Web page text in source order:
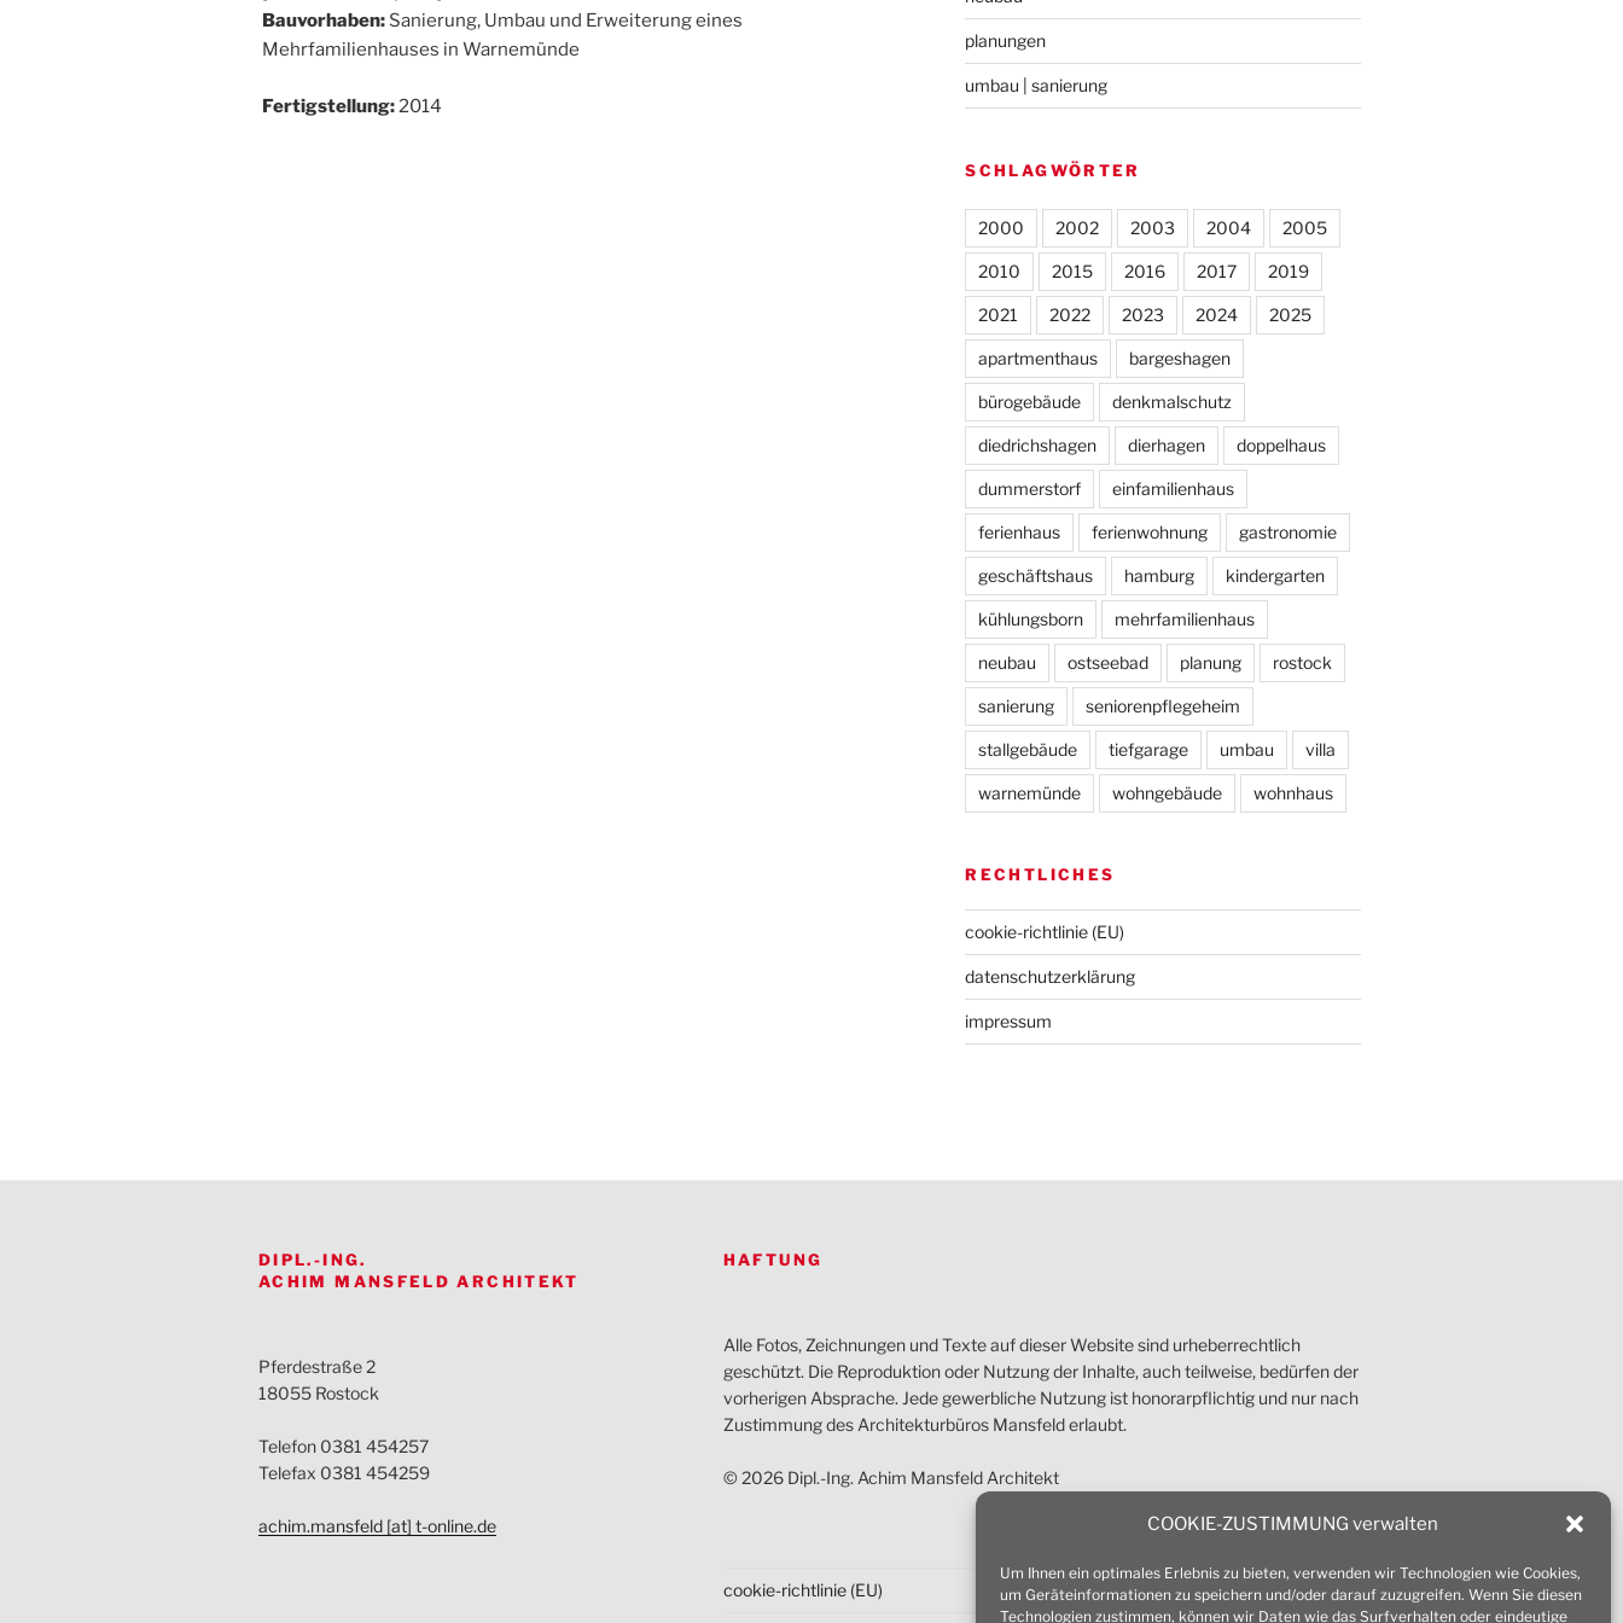
COOKIE-ZUSTIMMUNG verwalten
Um Ihnen ein optimales Erlebnis zu bieten, verwenden wir Technologien wie Cookies,
um Geräteinformationen zu speichern und/oder darauf zuzugreifen. Wenn Sie diesen
Technologien zustimmen, können wir Daten wie das Surfverhalten oder eindeutige
Bauvorhaben: Sanierung, Umbau und Erweiterung eines
Mehrfamilienhauses in Warnemünde
Fertigstellung:2014
planungen
umbau | sanierung
SCHLAGWÖRTER
2000 2002 2003 2004 2005
2010 2015 2016 2017 2019
2021 2022 2023 2024 2025
apartmenthaus bargeshagen
bürogebäude denkmalschutz
diedrichshagen dierhagen doppelhaus
dummerstorf einfamilienhaus
ferienhaus ferienwohnung gastronomie
geschäftshaus hamburg kindergarten
kühlungsborn mehrfamilienhaus
neubau ostseebad planung rostock
sanierung seniorenpflegeheim
stallgebäude tiefgarage umbau villa
warnemünde wohngebäude wohnhaus
RECHTLICHES
cookie-richtlinie (EU)
datenschutz­erklärung
impressum
DIPL.-ING.
ACHIM MANSFELD ARCHITEKT
Pferdestraße 2
18055 Rostock
Telefon 0381 454257
Telefax 0381 454259
achim.mansfeld [at] t-online.de
HAFTUNG
Alle Fotos, Zeichnungen und Texte auf dieser Website sind urheberrechtlich
geschützt. Die Reproduktion oder Nutzung der Inhalte, auch teilweise, bedürfen der
vorherigen Absprache. Jede gewerbliche Nutzung ist honorarpflichtig und nur nach
Zustimmung des Architekturbüros Mansfeld erlaubt.
© 2026 Dipl.-Ing. Achim Mansfeld Architekt
cookie-richtlinie (EU)